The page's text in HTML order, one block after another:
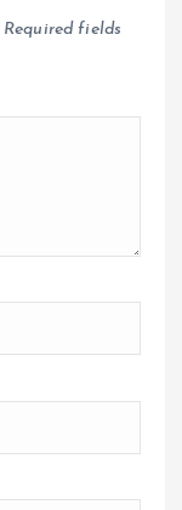
Required fields